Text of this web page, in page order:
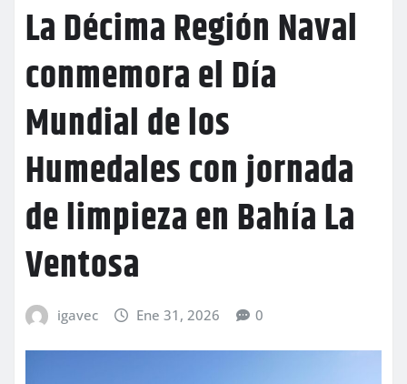
La Décima Región Naval
conmemora el Día
Mundial de los
Humedales con jornada
de limpieza en Bahía La
Ventosa
igavec Ene 31, 2026 0